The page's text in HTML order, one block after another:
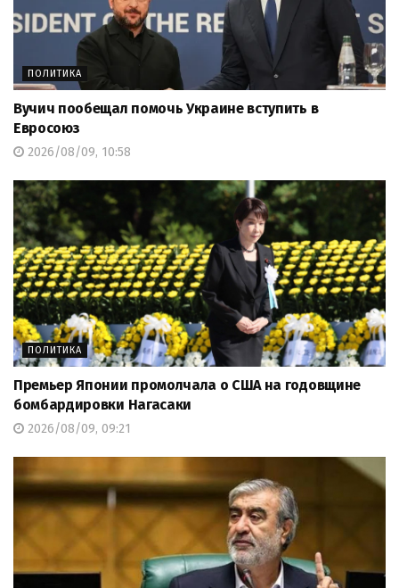
ПОЛИТИКА
Вучич пообещал помочь Украине вступить в
Евросоюз
2026/08/09, 10:58
ПОЛИТИКА
Премьер Японии промолчала о США на годовщине
бомбардировки Нагасаки
2026/08/09, 09:21